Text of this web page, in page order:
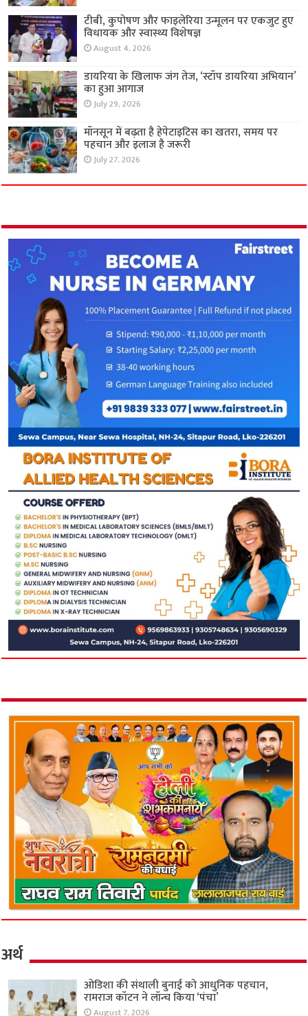
टीबी, कुपोषण और फाइलेरिया उन्मूलन पर एकजुट हुए
विधायक और स्वास्थ्य विशेषज्ञ
August 4, 2026
डायरिया के खिलाफ जंग तेज, ‘स्टॉप डायरिया अभियान’
का हुआ आगाज
July 29, 2026
मॉनसून में बढ़ता है हेपेटाइटिस का खतरा, समय पर
पहचान और इलाज है जरूरी
July 27, 2026
अर्थ
ओडिशा की संथाली बुनाई को आधुनिक पहचान,
रामराज कॉटन ने लॉन्च किया ‘पंचा’